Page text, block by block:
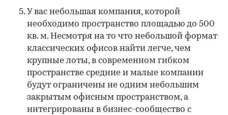
У вас небольшая компания, которой
необходимо пространство площадью до 500
кв. м. Несмотря на то что небольшой формат
классических офисов найти легче, чем
крупные лоты, в современном гибком
пространстве средние и малые компании
будут ограничены не одним небольшим
закрытым офисным пространством, а
интегрированы в бизнес-сообщество с